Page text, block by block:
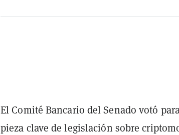
El Comité Bancario del Senado votó
pieza clave de legislación sobre